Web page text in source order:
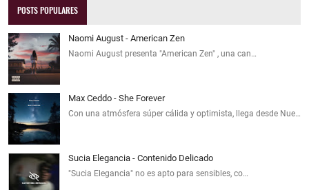
POSTS POPULARES
Naomi August - American Zen
Naomi August presenta "American Zen" , una can…
Max Ceddo - She Forever
Con una atmósfera súper cálida y optimista, llega desde Nue…
Sucia Elegancia - Contenido Delicado
"Sucia Elegancia" no es apto para sensibles, co…